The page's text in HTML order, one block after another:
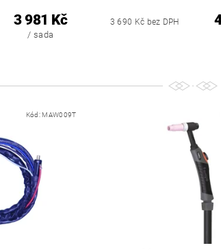
3 981 Kč
/ sada
3 690 Kč bez DPH
Kód: MAW009T